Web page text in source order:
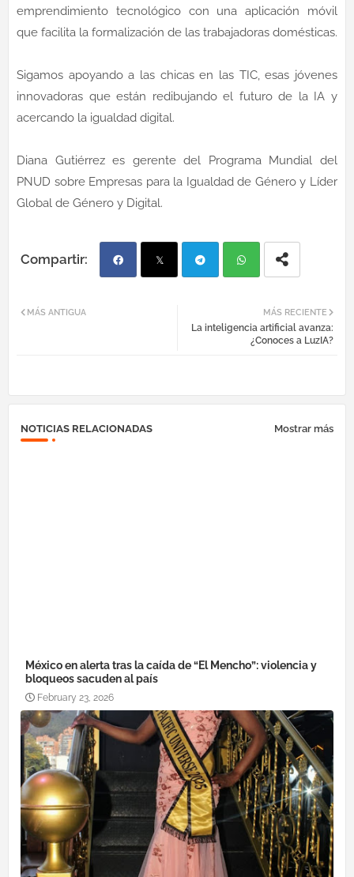
emprendimiento tecnológico con una aplicación móvil
que facilita la formalización de las trabajadoras domésticas.
Sigamos apoyando a las chicas en las TIC, esas jóvenes
innovadoras que están redibujando el futuro de la IA y
acercando la igualdad digital.
Diana Gutiérrez es gerente del Programa Mundial del
PNUD sobre Empresas para la Igualdad de Género y Líder
Global de Género y Digital.
egr atsa
MÁS RECIENTE
La inteligencia artificial avanza:
¿Conoces a LuzIA?
MÁS ANTIGUA
NOTICIAS RELACIONADAS Mostrar más
México en alerta tras la caída de “El Mencho”: violencia y
bloqueos sacuden al país
February 23, 2026